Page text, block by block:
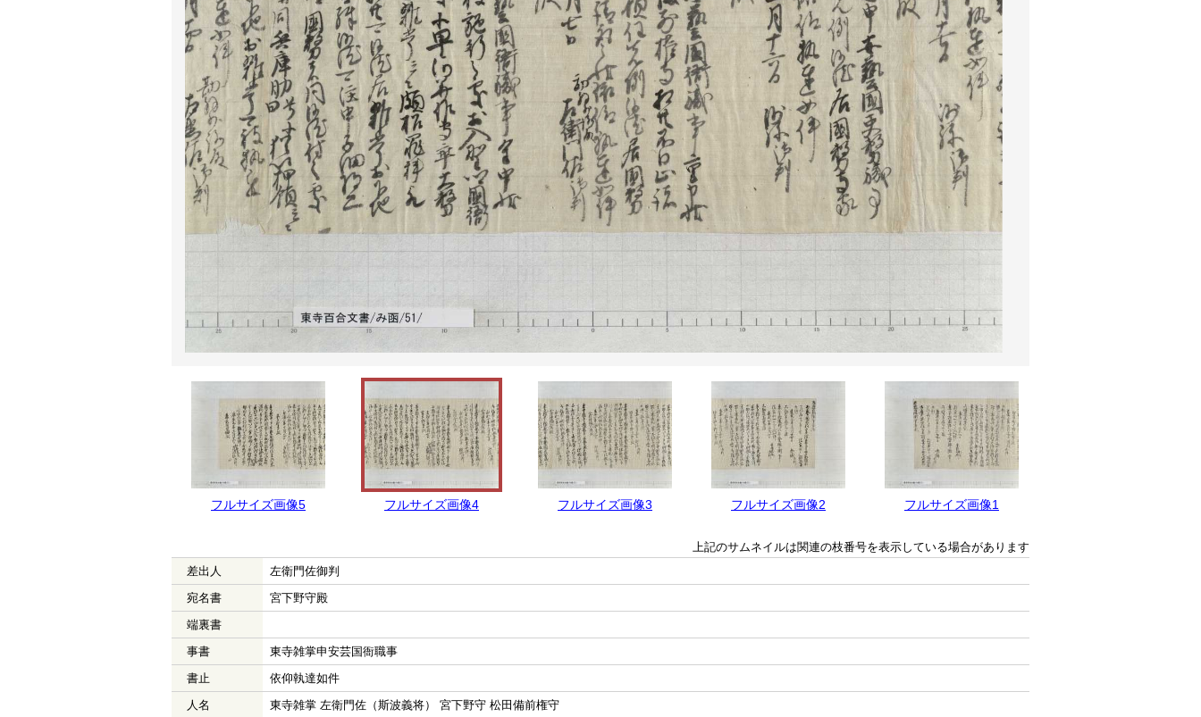
フルサイズ画像5 フルサイズ画像4 フルサイズ画像3 フルサイズ画像2 フルサイズ画像1
上記のサムネイルは関連の枝番号を表示している場合があります
差出人
左衛門佐御判
宛名書
宮下野守殿
端裏書
事書
東寺雑掌申安芸国衙職事
書止
依仰執達如件
人名
東寺雑掌 左衛門佐（斯波義将） 宮下野守 松田備前権守